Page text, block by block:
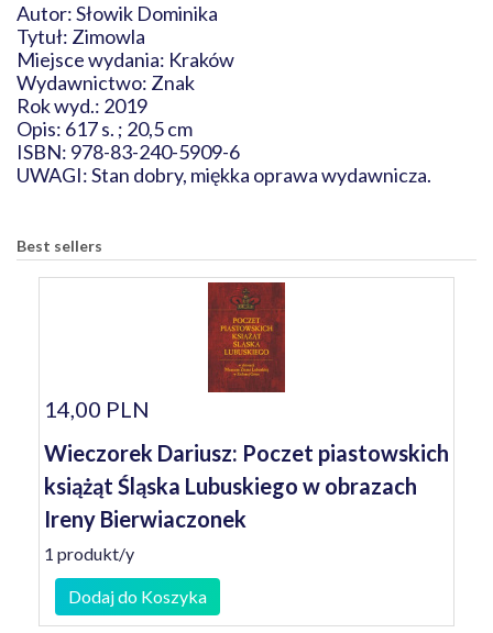
Autor: Słowik Dominika
Tytuł: Zimowla
Miejsce wydania: Kraków
Wydawnictwo: Znak
Rok wyd.: 2019
Opis: 617 s. ; 20,5 cm
ISBN: 978-83-240-5909-6
UWAGI: Stan dobry, miękka oprawa wydawnicza.
Best sellers
14,00 PLN
Wieczorek Dariusz: Poczet piastowskich
książąt Śląska Lubuskiego w obrazach
Ireny Bierwiaczonek
1 produkt/y
Dodaj do Koszyka